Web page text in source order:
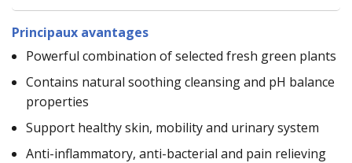
Principaux avantages
Powerful combination of selected fresh green plants
Contains natural soothing cleansing and pH balance
properties
Support healthy skin, mobility and urinary system
Anti-inflammatory, anti-bacterial and pain relieving